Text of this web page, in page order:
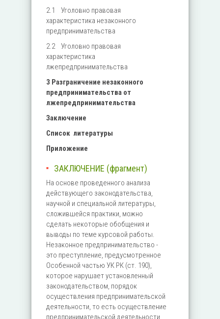
2.1 Уголовно правовая
характеристика незаконного
предпринимательства
2.2 Уголовно правовая
характеристика
лжепредпринимательства
3 Разграничение незаконного
предпринимательства от
лжепредпринимательства
Заключение
Список литературы
Приложение
ЗАКЛЮЧЕНИЕ (фрагмент)
На основе проведенного анализа
действующего законодательства,
научной и специальной литературы,
сложившейся практики, можно
сделать некоторые обобщения и
выводы по теме курсовой работы.
Незаконное предпринимательство -
это преступление, предусмотренное
Особенной частью УК РК (ст. 190),
которое нарушает установленный
законодательством, порядок
осуществления предпринимательской
деятельности, то есть осуществление
предпринимательской деятельности